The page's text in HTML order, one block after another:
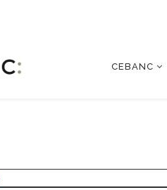
CEBANC